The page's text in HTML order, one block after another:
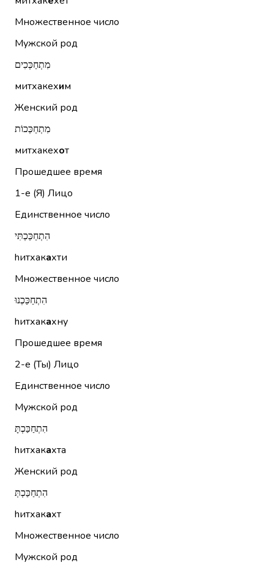
Множественное число
Мужской род
מִתְחַכְּכִים
митхакехим
Женский род
מִתְחַכְּכוֹת
митхакехот
Прошедшее время
1-е (Я) Лицо
Единственное число
הִתְחַכַּכְתִּי
hитхакахти
Множественное число
הִתְחַכַּכְנוּ
hитхакахну
Прошедшее время
2-е (Ты) Лицо
Единственное число
Мужской род
הִתְחַכַּכְתָּ
hитхакахта
Женский род
הִתְחַכַּכְתְּ
hитхакахт
Множественное число
Мужской род